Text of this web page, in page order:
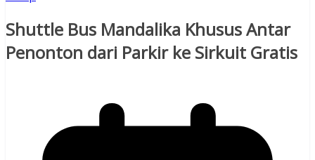
Shuttle Bus Mandalika Khusus Antar
Penonton dari Parkir ke Sirkuit Gratis